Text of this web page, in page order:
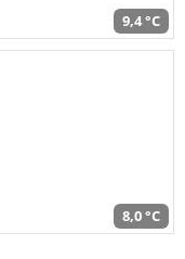
9,4 °C
8,0 °C